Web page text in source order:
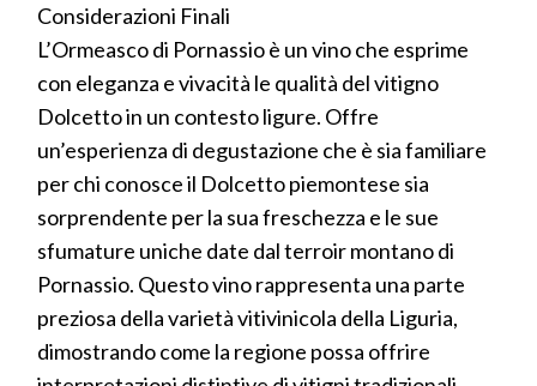
Considerazioni Finali
L’Ormeasco di Pornassio è un vino che esprime
con eleganza e vivacità le qualità del vitigno
Dolcetto in un contesto ligure. Offre
un’esperienza di degustazione che è sia familiare
per chi conosce il Dolcetto piemontese sia
sorprendente per la sua freschezza e le sue
sfumature uniche date dal terroir montano di
Pornassio. Questo vino rappresenta una parte
preziosa della varietà vitivinicola della Liguria,
dimostrando come la regione possa offrire